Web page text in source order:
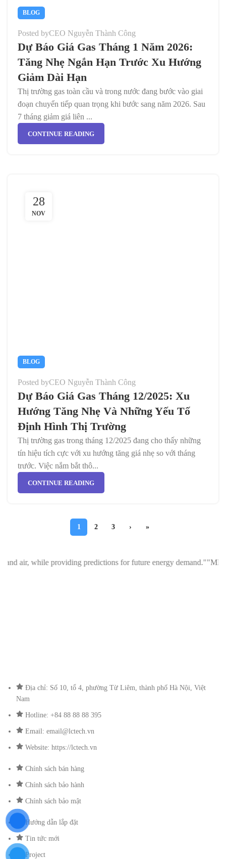
BLOG
Posted byCEO Nguyễn Thành Công
Dự Báo Giá Gas Tháng 1 Năm 2026:
Tăng Nhẹ Ngắn Hạn Trước Xu Hướng
Giảm Dài Hạn
Thị trường gas toàn cầu và trong nước đang bước vào giai
đoạn chuyển tiếp quan trọng khi bước sang năm 2026. Sau
7 tháng giảm giá liên ...
CONTINUE READING
28
NOV
BLOG
Posted byCEO Nguyễn Thành Công
Dự Báo Giá Gas Tháng 12/2025: Xu
Hướng Tăng Nhẹ Và Những Yếu Tố
Định Hình Thị Trường
Thị trường gas trong tháng 12/2025 đang cho thấy những
tín hiệu tích cực với xu hướng tăng giá nhẹ so với tháng
trước. Việc nắm bắt thô...
CONTINUE READING
1 2 3 › »
predictions for future energy demand.""MMM Smart
Địa chỉ: Số 10, tổ 4, phường Từ Liêm, thành phố Hà Nội, Việt
Nam
Hotline: +84 88 88 88 395
Email: email@lctech.vn
Website: https://lctech.vn
Chính sách bán hàng
Chính sách bảo hành
Chính sách bảo mật
Hướng dẫn lắp đặt
Tin tức mới
Project